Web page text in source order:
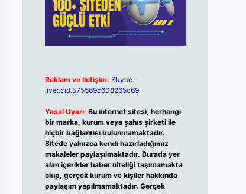
Reklam ve İletişim: Skype:
live:.cid.575569c608265c69
Yasal Uyarı: Bu internet sitesi, herhangi
bir marka, kurum veya şahıs şirketi ile
hiçbir bağlantısı bulunmamaktadır.
Sitede yalnızca kendi hazırladığımız
makaleler paylaşılmaktadır. Burada yer
alan içerikler haber niteliği taşımamakta
olup, gerçek kurum ve kişiler hakkında
paylaşım yapılmamaktadır. Gerçek